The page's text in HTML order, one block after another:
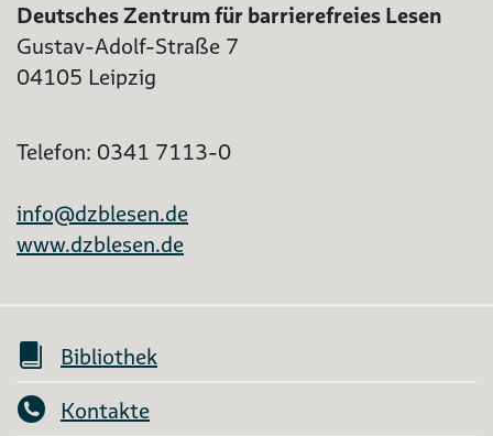
Deutsches Zentrum für barrierefreies Lesen
Gustav-Adolf-Straße 7
04105 Leipzig
Telefon: 0341 7113-0
info@dzblesen.de
www.dzblesen.de
Bibliothek
Kontakte